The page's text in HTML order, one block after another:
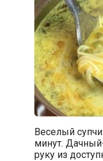
Веселый
минут.
руку из